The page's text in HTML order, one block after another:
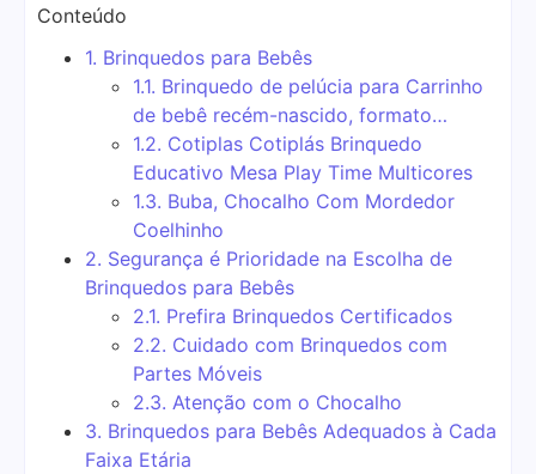
Conteúdo
1. Brinquedos para Bebês
1.1. Brinquedo de pelúcia para Carrinho
de bebê recém-nascido, formato…
1.2. Cotiplas Cotiplás Brinquedo
Educativo Mesa Play Time Multicores
1.3. Buba, Chocalho Com Mordedor
Coelhinho
2. Segurança é Prioridade na Escolha de
Brinquedos para Bebês
2.1. Prefira Brinquedos Certificados
2.2. Cuidado com Brinquedos com
Partes Móveis
2.3. Atenção com o Chocalho
3. Brinquedos para Bebês Adequados à Cada
Faixa Etária